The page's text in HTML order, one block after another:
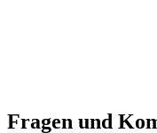
Fragen und